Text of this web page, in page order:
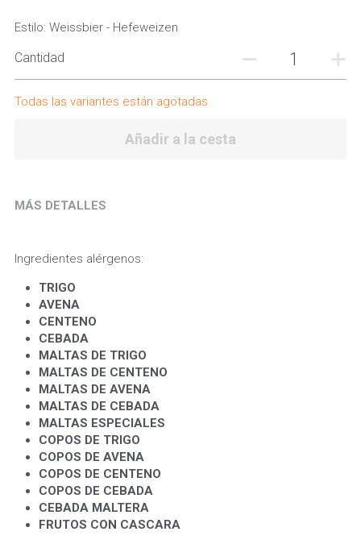
Estilo: Weissbier - Hefeweizen
Cantidad
Todas las variantes están agotadas
Añadir a la cesta
MÁS DETALLES
Ingredientes alérgenos:
TRIGO
AVENA
CENTENO
CEBADA
MALTAS DE TRIGO
MALTAS DE CENTENO
MALTAS DE AVENA
MALTAS DE CEBADA
MALTAS ESPECIALES
COPOS DE TRIGO
COPOS DE AVENA
COPOS DE CENTENO
COPOS DE CEBADA
CEBADA MALTERA
FRUTOS CON CASCARA